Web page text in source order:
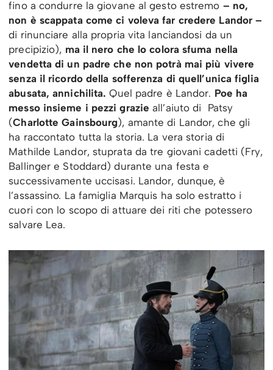
fino a condurre la giovane al gesto estremo – no,
non è scappata come ci voleva far credere Landor –
di rinunciare alla propria vita lanciandosi da un
precipizio), ma il nero che lo colora sfuma nella
vendetta di un padre che non potrà mai più vivere
senza il ricordo della sofferenza di quell’unica figlia
abusata, annichilita. Quel padre è Landor. Poe ha
messo insieme i pezzi grazieall’aiuto di Patsy
(Charlotte Gainsbourg), amante di Landor, che gli
ha raccontato tutta la storia. La vera storia di
Mathilde Landor, stuprata da tre giovani cadetti (Fry,
Ballinger e Stoddard) durante una festa e
successivamente uccisasi. Landor, dunque, è
l’assassino. La famiglia Marquis ha solo estratto i
cuori con lo scopo di attuare dei riti che potessero
salvare Lea.